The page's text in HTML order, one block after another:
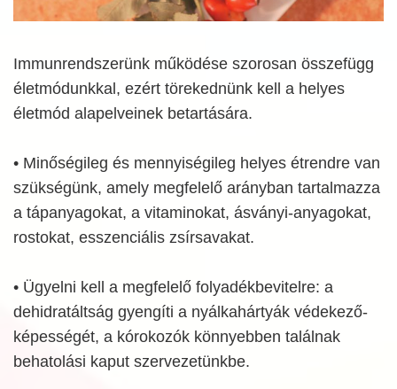
Immunrendszerünk működése szorosan összefügg
életmódunkkal, ezért törekednünk kell a helyes
életmód alapelveinek betartására.
• Minőségileg és mennyiségileg helyes étrendre van
szükségünk, amely megfelelő arányban tartalmazza
a tápanyagokat, a vitaminokat, ásványi-anyagokat,
rostokat, esszenciális zsírsavakat.
• Ügyelni kell a megfelelő folyadékbevitelre: a
dehidratáltság gyengíti a nyálkahártyák védekező-
képességét, a kórokozók könnyebben találnak
behatolási kaput szervezetünkbe.